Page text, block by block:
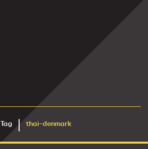
Tag thai-denmark